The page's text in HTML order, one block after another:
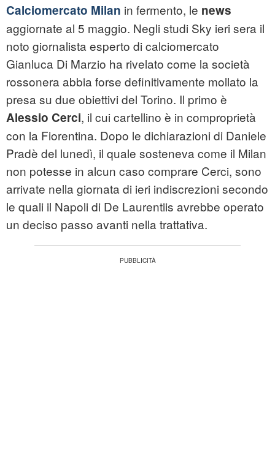
Calciomercato Milan in fermento, le news
aggiornate al 5 maggio. Negli studi Sky ieri sera il
noto giornalista esperto di calciomercato
Gianluca Di Marzio ha rivelato come la società
rossonera abbia forse definitivamente mollato la
presa su due obiettivi del Torino. Il primo è
Alessio Cerci, il cui cartellino è in comproprietà
con la Fiorentina. Dopo le dichiarazioni di Daniele
Pradè del lunedì, il quale sosteneva come il Milan
non potesse in alcun caso comprare Cerci, sono
arrivate nella giornata di ieri indiscrezioni secondo
le quali il Napoli di De Laurentiis avrebbe operato
un deciso passo avanti nella trattativa.